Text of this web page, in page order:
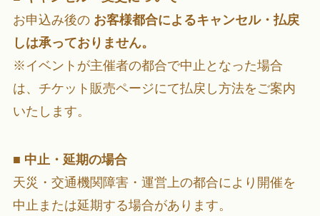
お申込み後の お客様都合によるキャンセル・払戻
しは承っておりません。
※イベントが主催者の都合で中止となった場合
は、チケット販売ページにて払戻し方法をご案内
いたします。
■ 中止・延期の場合
天災・交通機関障害・運営上の都合により開催を
中止または延期する場合があります。